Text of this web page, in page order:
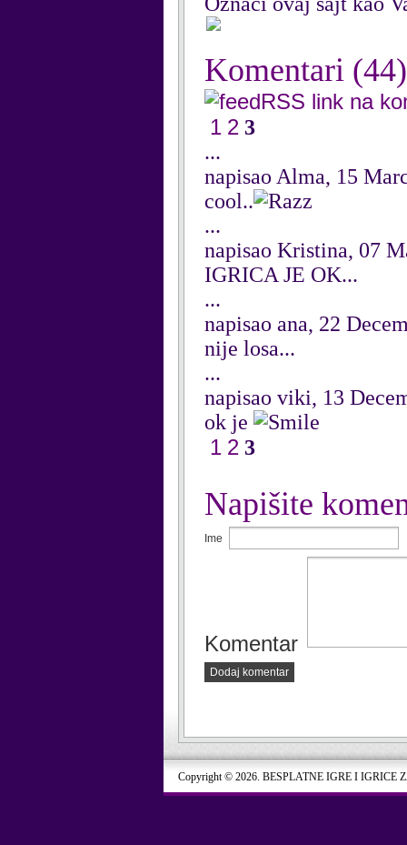
Komentari (44)
RSS link na
1 2 3
...
napisao Alma, 15
cool..
...
napisao Kristina, 07
IGRICA JE OK...
...
napisao ana, 22
nije losa...
...
napisao viki, 13
ok je
1 2 3
Napišite
Ime
Komentar
Dodaj komentar
Copyright © 2026. BESPLATNE IGRE I IGRICE